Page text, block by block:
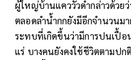
ผู้ใหญ่บ้านแคววัวดำกล่าวด้วย
ตลอดลำน้ำกกยังมีอีกจำนวนม
ระทบที่เกิดขึ้นว่ามีการปนเปื้อ
แร่ บางคนยังคงใช้ชีวิตตามปก